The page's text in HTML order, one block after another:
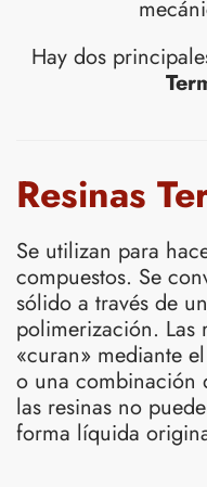
Hay dos
Resinas
Se utilizan para
compuestos. Se
sólido a través de
polimerización. Las
«curan» mediante
o una combinación
las resinas no
forma líquida